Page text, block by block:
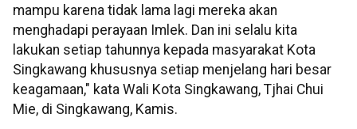
mampu karena tidak lama lagi mereka akan
menghadapi perayaan Imlek. Dan ini selalu kita
lakukan setiap tahunnya kepada masyarakat Kota
Singkawang khususnya setiap menjelang hari besar
keagamaan," kata Wali Kota Singkawang, Tjhai Chui
Mie, di Singkawang, Kamis.